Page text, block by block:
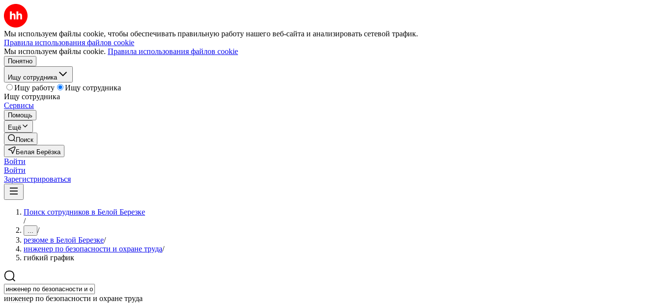
Мы используем файлы cookie, чтобы обеспечивать правильную работу нашего веб-сайта и анализировать сетевой трафик.
Правила использования файлов cookie
Мы используем файлы cookie. Правила использования файлов cookie
Понятно
Ищу сотрудника
Ищу работу
Ищу сотрудника
Ищу сотрудника
Сервисы
Помощь
Ещё
Поиск
Белая Берёзка
Войти
Войти
Зарегистрироваться
Поиск сотрудников в Белой Березке
/
... /
резюме в Белой Березке/
инженер по безопасности и охране труда/
гибкий график
инженер по безопасности и охране труда